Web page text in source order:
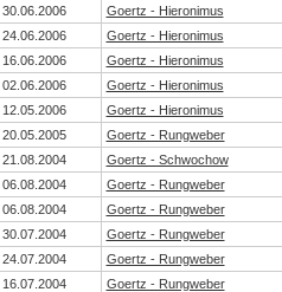
30.06.2006
Goertz - Hieronimus
24.06.2006
Goertz - Hieronimus
16.06.2006
Goertz - Hieronimus
02.06.2006
Goertz - Hieronimus
12.05.2006
Goertz - Hieronimus
20.05.2005
Goertz - Rungweber
21.08.2004
Goertz - Schwochow
06.08.2004
Goertz - Rungweber
06.08.2004
Goertz - Rungweber
30.07.2004
Goertz - Rungweber
24.07.2004
Goertz - Rungweber
16.07.2004
Goertz - Rungweber